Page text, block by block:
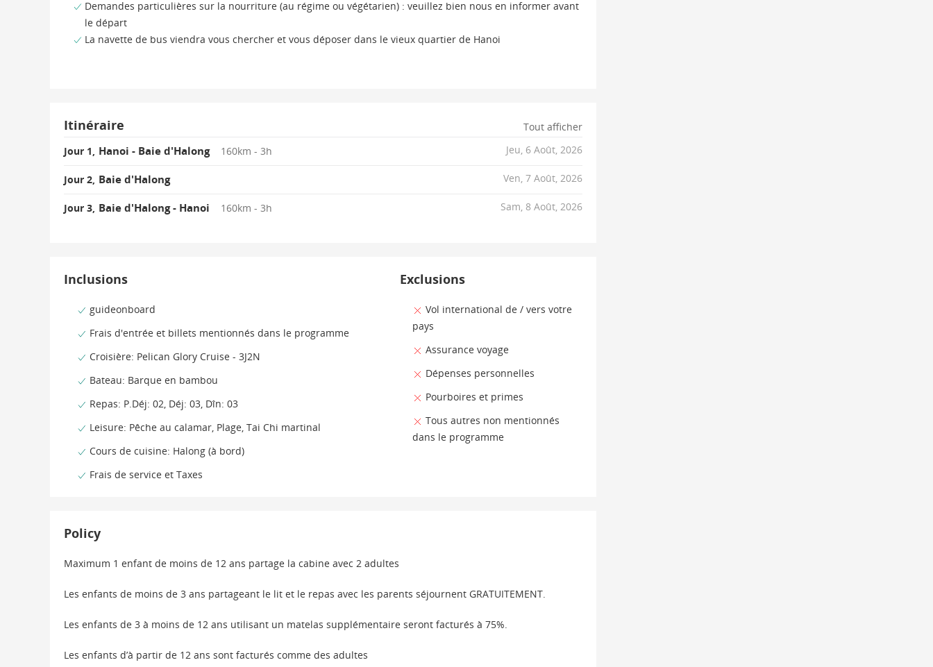
Quoi apporter ? Maillot de bain, lunettes de soleil, vaporisateurs d’insectes
Demandes particulières sur la nourriture (au régime ou végétarien) : veuillez bien nous en informer avant
le départ
Itinéraire
Tout afficher
guideonboard
Frais d'entrée et billets mentionnés dans le programme
Croisière: Pelican Glory Cruise - 3J2N
Bateau: Barque en bambou
Repas: P.Déj: 02, Déj: 03, Dîn: 03
Leisure: Pêche au calamar, Plage, Tai Chi martinal
Cours de cuisine: Halong (à bord)
Vol international de / vers votre
pays
Assurance voyage
Dépenses personnelles
Pourboires et primes
Tous autres non mentionnés